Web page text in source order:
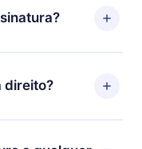
motivo não
basta entrar em
receberá tudo que
a partir do próximo
você decidiu
após
direito?
garante acesso a
disponíveis em